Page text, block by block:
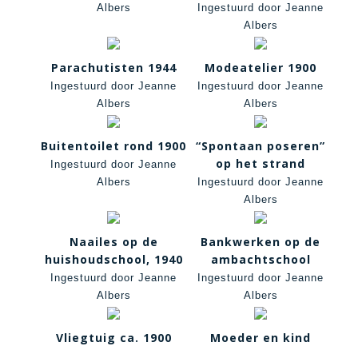
Albers
Ingestuurd door Jeanne
Albers
Parachutisten 1944
Ingestuurd door Jeanne
Albers
Modeatelier 1900
Ingestuurd door Jeanne
Albers
Buitentoilet rond 1900
Ingestuurd door Jeanne
Albers
“Spontaan poseren”
op het strand
Ingestuurd door Jeanne
Albers
Naailes op de
huishoudschool, 1940
Ingestuurd door Jeanne
Albers
Bankwerken op de
ambachtschool
Ingestuurd door Jeanne
Albers
Vliegtuig ca. 1900 Moeder en kind